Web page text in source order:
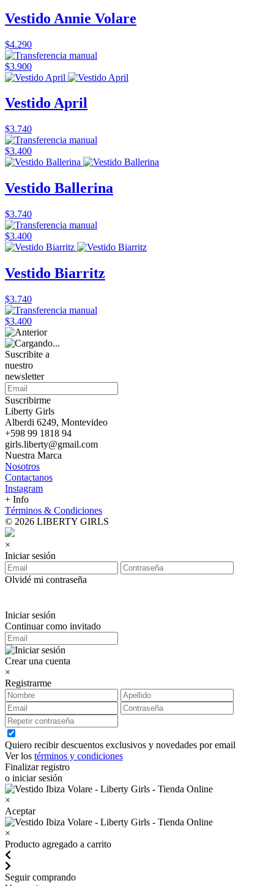
Vestido Annie Volare
$4.290
$3.900
Vestido April
$3.740
$3.400
Vestido Ballerina
$3.740
$3.400
Vestido Biarritz
$3.740
$3.400
Suscribite a
nuestro
newsletter
Suscribirme
Liberty Girls
Alberdi 6249, Montevideo
+598 99 1818 94
girls.liberty@gmail.com
Nuestra Marca
Nosotros
Contactanos
Instagram
+ Info
Términos & Condiciones
© 2026 LIBERTY GIRLS
×
Iniciar sesión
Olvidé mi contraseña
Iniciar sesión
Continuar como invitado
Crear una cuenta
×
Registrarme
Quiero recibir descuentos exclusivos y novedades por email
Ver los términos y condiciones
Finalizar registro
o iniciar sesión
×
Aceptar
×
Producto agregado a carrito
Seguir comprando